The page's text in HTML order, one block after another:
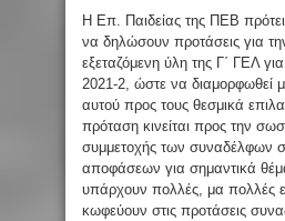
Η Επ. Παιδείας της ΠΕΒ
να δηλώσουν προτάσεις για
εξεταζόμενη ύλη της Γ΄ ΓΕΛ
2021-2, ώστε να διαμορφωθεί
αυτού προς τους θεσμικά
πρόταση κινείται προς την
συμμετοχής των συναδέλφων
αποφάσεων για σημαντικά
υπάρχουν πολλές, μα πολλές
κωφεύουν στις προτάσεις